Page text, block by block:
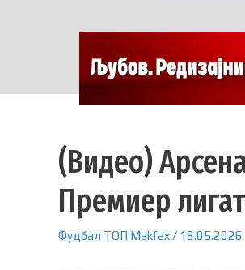
(Видео)
Премиер
Фудбал ТОП Makfax/ 18.05.2026